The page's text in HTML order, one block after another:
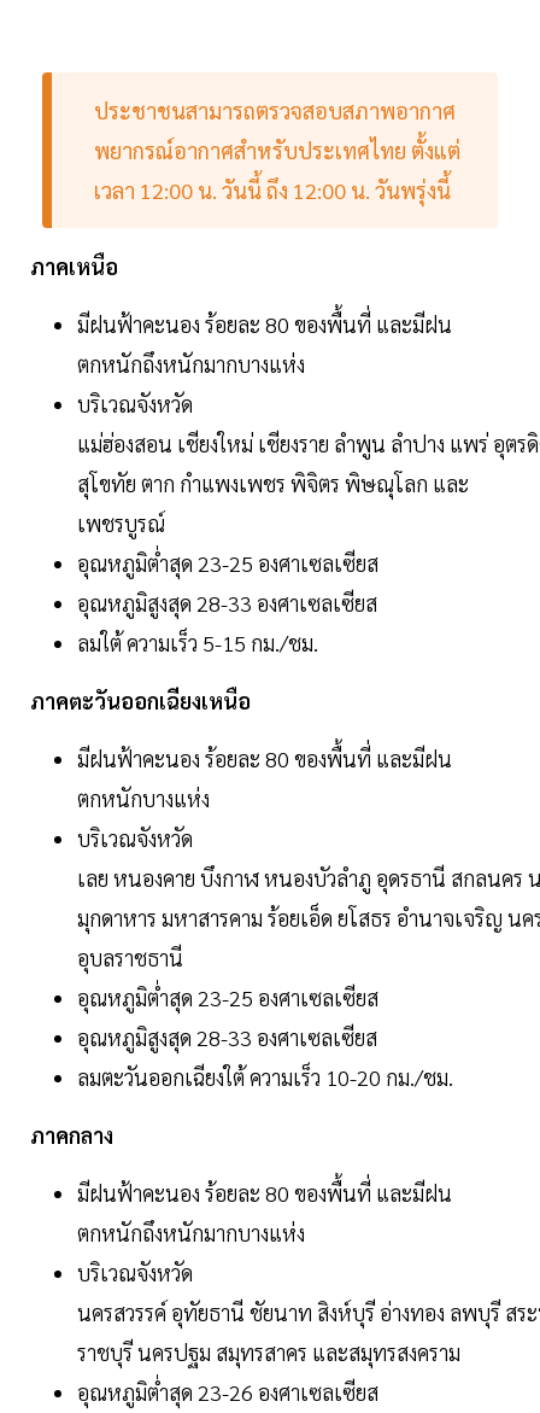
ประชาชนสามารถตรวจสอบสภาพอากาศ
พยากรณ์อากาศสำหรับประเทศไทย ตั้งแต่
เวลา 12:00 น. วันนี้ ถึง 12:00 น. วันพรุ่งนี้
ภาคเหนือ
มีฝนฟ้าคะนอง ร้อยละ 80 ของพื้นที่ และมีฝน
ตกหนักถึงหนักมากบางแห่ง
บริเวณจังหวัด
แม่ฮ่องสอน เชียงใหม่ เชียงราย ลำพูน ลำปาง แพร่ อุตร
สุโขทัย ตาก กำแพงเพชร พิจิตร พิษณุโลก และ
เพชรบูรณ์
อุณหภูมิต่ำสุด 23-25 องศาเซลเซียส
อุณหภูมิสูงสุด 28-33 องศาเซลเซียส
ลมใต้ ความเร็ว 5-15 กม./ชม.
ภาคตะวันออกเฉียงเหนือ
มีฝนฟ้าคะนอง ร้อยละ 80 ของพื้นที่ และมีฝน
ตกหนักบางแห่ง
บริเวณจังหวัด
เลย หนองคาย บึงกาฬ หนองบัวลำภู อุดรธานี สกลน
มุกดาหาร มหาสารคาม ร้อยเอ็ด ยโสธร อำนาจเจริญ น
อุบลราชธานี
อุณหภูมิต่ำสุด 23-25 องศาเซลเซียส
อุณหภูมิสูงสุด 28-33 องศาเซลเซียส
ลมตะวันออกเฉียงใต้ ความเร็ว 10-20 กม./ชม.
ภาคกลาง
มีฝนฟ้าคะนอง ร้อยละ 80 ของพื้นที่ และมีฝน
ตกหนักถึงหนักมากบางแห่ง
บริเวณจังหวัด
นครสวรรค์ อุทัยธานี ชัยนาท สิงห์บุรี อ่างทอง ลพบุรี ส
ราชบุรี นครปฐม สมุทรสาคร และสมุทรสงคราม
อุณหภูมิต่ำสุด 23-26 องศาเซลเซียส